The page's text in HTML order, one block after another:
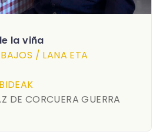
la viña
/ LANA ETA
DE CORCUERA GUERRA